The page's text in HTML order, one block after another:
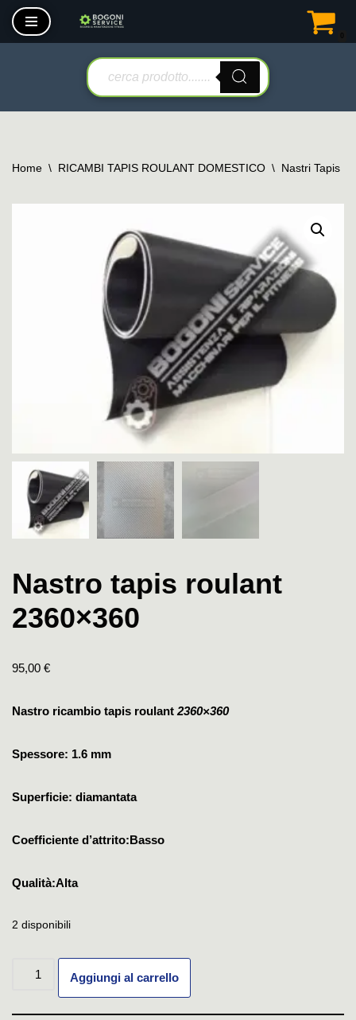
Vai
Home \ RICAMBI TAPIS ROULANT DOMESTICO \ Nastri Tapis
Nastro tapis roulant
2360×360
95,00 €
Nastro ricambio tapis roulant 2360×360
Spessore: 1.6 mm
Superficie: diamantata
Coefficiente d’attrito:Basso
Qualità:Alta
2 disponibili
Aggiungi al carrello